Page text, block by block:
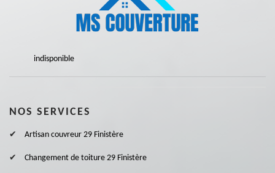
indisponible
NOS SERVICES
Artisan couvreur 29 Finistère
Changement de toiture 29 Finistère